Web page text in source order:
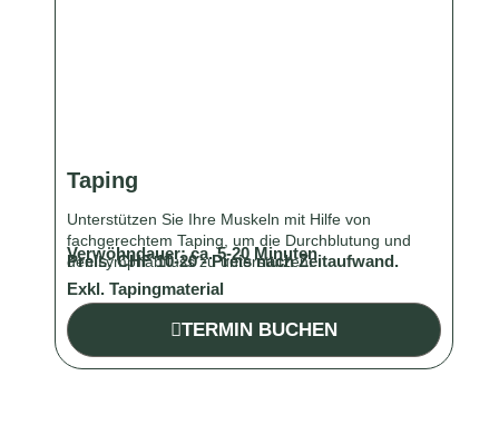
Taping
Unterstützen Sie Ihre Muskeln mit Hilfe von
fachgerechtem Taping, um die Durchblutung und
den Lymphabfluss zu unterstützen.
Verwöhndauer: ca.5-20Minuten
Preis:CHF 10-20 - Preis nach Zeitaufwand.
Exkl. Tapingmaterial
TERMIN BUCHEN